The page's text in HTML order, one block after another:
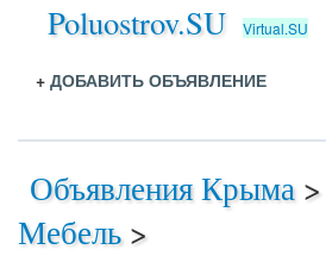
Poluostrov.SU Virtual.SU
+ ДОБАВИТЬ ОБЪЯВЛЕНИЕ
Объявления Крыма >
Мебель>